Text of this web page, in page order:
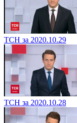
ТСН за 2020.10.29
ТСН за 2020.10.28